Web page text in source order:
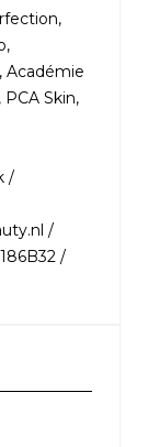
Académie
Skin,
/
/
/